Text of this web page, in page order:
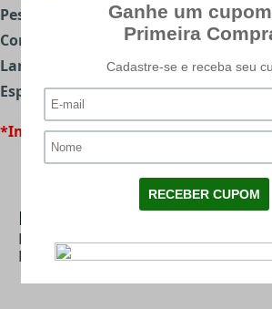
Peso:
Comprimento:
27,5cm
Largura:
Espessura:11cm
*Imagens meramente ilustrativas
Mais Categorias
BOLSO MODULAR|ACESSÓRIOS
EQUIPAMENTOS TÁTICOS|COLETE